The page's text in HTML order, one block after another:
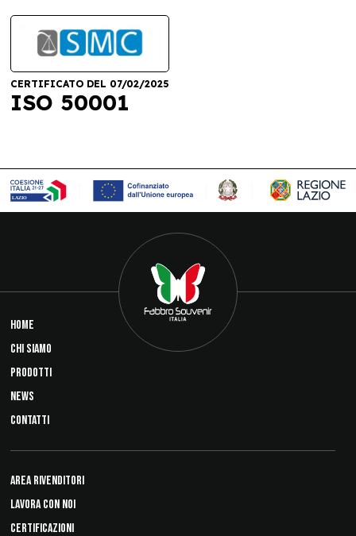
CERTIFICATO DEL 07/02/2025
ISO 50001
HOME
CHI SIAMO
PRODOTTI
NEWS
CONTATTI
AREA RIVENDITORI
LAVORA CON NOI
CERTIFICAZIONI